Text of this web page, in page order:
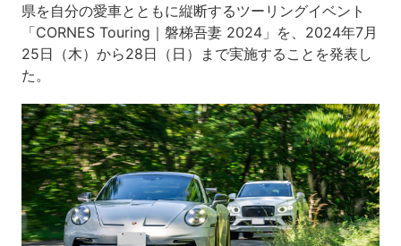
県を自分の愛車とともに縦断するツーリングイベント
「CORNES Touring｜磐梯吾妻 2024」を、2024年7月
25日（木）から28日（日）まで実施することを発表し
た。